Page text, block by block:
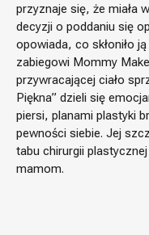
przyznaje się, że miała
decyzji o poddaniu się
opowiada, co skłoniło
zabiegowi Mommy
przywracającej ciało
Piękna” dzieli się
piersi, planami plastyki
pewności siebie. Jej
tabu chirurgii
mamom.